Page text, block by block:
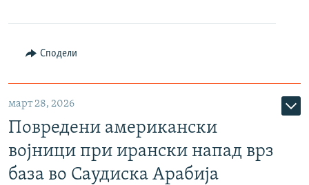
Сподели
март 28, 2026
Повредени американски
војници при ирански напад врз
база во Саудиска Арабија